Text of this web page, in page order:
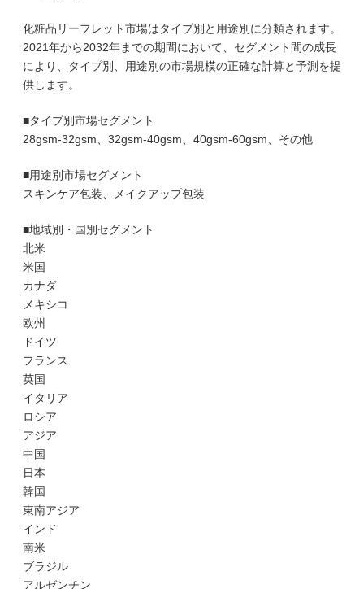
化粧品リーフレット市場はタイプ別と用途別に分類されます。
2021年から2032年までの期間において、セグメント間の成長
により、タイプ別、用途別の市場規模の正確な計算と予測を提
供します。
■タイプ別市場セグメント
28gsm-32gsm、32gsm-40gsm、40gsm-60gsm、その他
■用途別市場セグメント
スキンケア包装、メイクアップ包装
■地域別・国別セグメント
北米
米国
カナダ
メキシコ
欧州
ドイツ
フランス
英国
イタリア
ロシア
アジア
中国
日本
韓国
東南アジア
インド
南米
ブラジル
アルゼンチン